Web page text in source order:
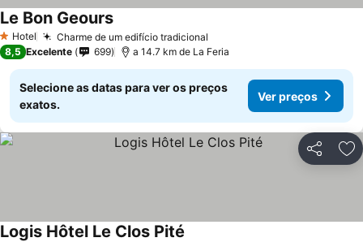
1 Estrelas
Hotel Charme de um edifício tradicional
Le Bon Geours
8,5 Excelente 699 a 14.7 km de La Feria
Selecione as datas para ver os preços
exatos.
Ver preços
Partilhar
Logis Hôtel Le Clos Pité